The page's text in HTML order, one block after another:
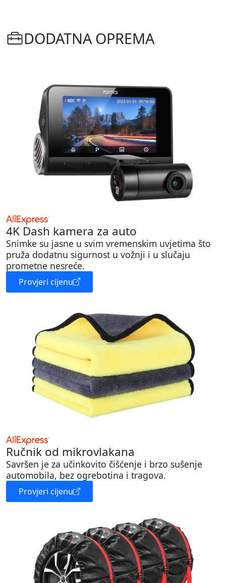
DODATNA OPREMA
4K Dash kamera za auto
Snimke su jasne u svim vremenskim uvjetima što
pruža dodatnu sigurnost u vožnji i u slučaju
prometne nesreće.
Provjeri cijenu
Ručnik od mikrovlakana
Savršen je za učinkovito čišćenje i brzo sušenje
automobila, bez ogrebotina i tragova.
Provjeri cijenu